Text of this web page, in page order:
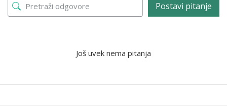
Postavi pitanje
Još uvek nema pitanja